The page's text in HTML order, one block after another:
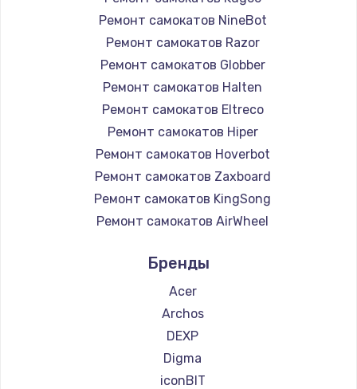
Ремонт самокатов NineBot
Ремонт самокатов Razor
Ремонт самокатов Globber
Ремонт самокатов Halten
Ремонт самокатов Eltreco
Ремонт самокатов Hiper
Ремонт самокатов Hoverbot
Ремонт самокатов Zaxboard
Ремонт самокатов KingSong
Ремонт самокатов AirWheel
Ремонт самокатов Hunter
Ремонт самокатов Shorner
Ремонт самокатов Joyor
Ремонт самокатов Minimotors
Ремонт самокатов Bork
Ремонт самокатов Segway
Бренды
Acer
Archos
DEXP
Digma
iconBIT